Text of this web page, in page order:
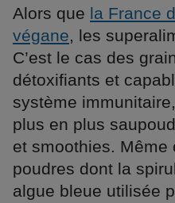
Alors que la France
végane, les
C’est le cas des
détoxifiants et
système
plus en plus
et smoothies. Même
poudres dont la
algue bleue utilisée